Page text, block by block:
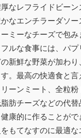
なレフライドビーン
なエンチラーダソー
ミーなチーズで包み
ルな食事には、パプ
新鮮な野菜が加わり
。最高の快適食と
ーンミート、全粒粉
肪チーズなどの代替
康的に作ることがで
もてなすのに最適な